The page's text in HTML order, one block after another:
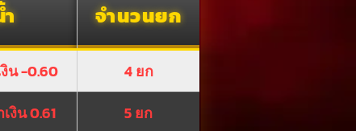
จำนวนยก
น -0.60
4 ยก
งิน 0.61
5 ยก